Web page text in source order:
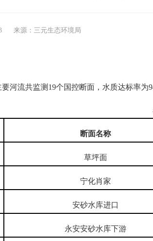
来源：三元生态环境局
流共监测19个国控断面，水质达标率为
表
断面名称
草坪面
宁化肖家
安砂水库进口
永安安砂水库下游